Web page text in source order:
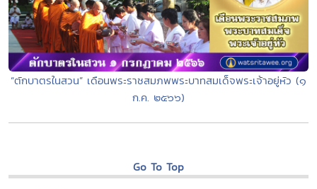
“ตักบาตรในสวน” เดือนพระราชสมภพพระบาทสมเด็จพระเจ้าอยู่หัว (๑
ก.ค. ๒๕๖๖)
Go To Top